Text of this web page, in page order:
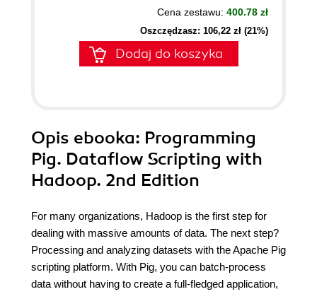
Cena zestawu: 400.78 zł
Oszczędzasz: 106,22 zł (21%)
Dodaj do koszyka
Opis ebooka: Programming
Pig. Dataflow Scripting with
Hadoop. 2nd Edition
For many organizations, Hadoop is the first step for
dealing with massive amounts of data. The next step?
Processing and analyzing datasets with the Apache Pig
scripting platform. With Pig, you can batch-process
data without having to create a full-fledged application,